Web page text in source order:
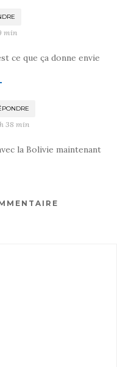
min
ce que ça donne envie
h 38 min
la Bolivie maintenant